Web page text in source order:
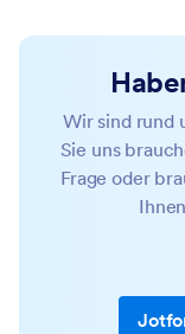
Wir sind rund
Sie uns
Frage oder